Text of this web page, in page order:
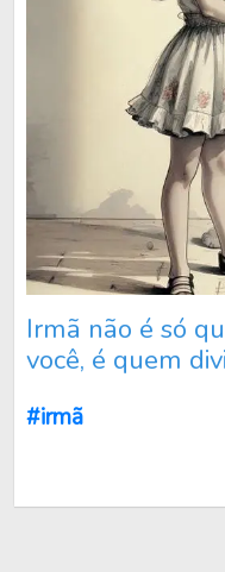
Irmã não é só
você, é quem
#irmã